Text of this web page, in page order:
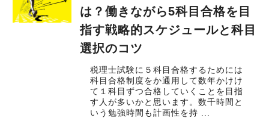
は？働きながら5科目合格を目
指す戦略的スケジュールと科目
選択のコツ
税理士試験に５科目合格するためには
科目合格制度をか通用して数年かけけ
て１科目ずつ合格していくことを目指
す人が多いかと思います。数千時間と
いう勉強時間も計画性を持 ...